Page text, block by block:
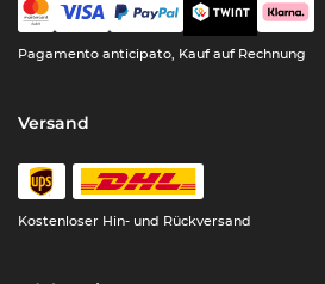
Pagamento anticipato, Kauf auf Rechnung
Versand
Kostenloser Hin- und Rückversand